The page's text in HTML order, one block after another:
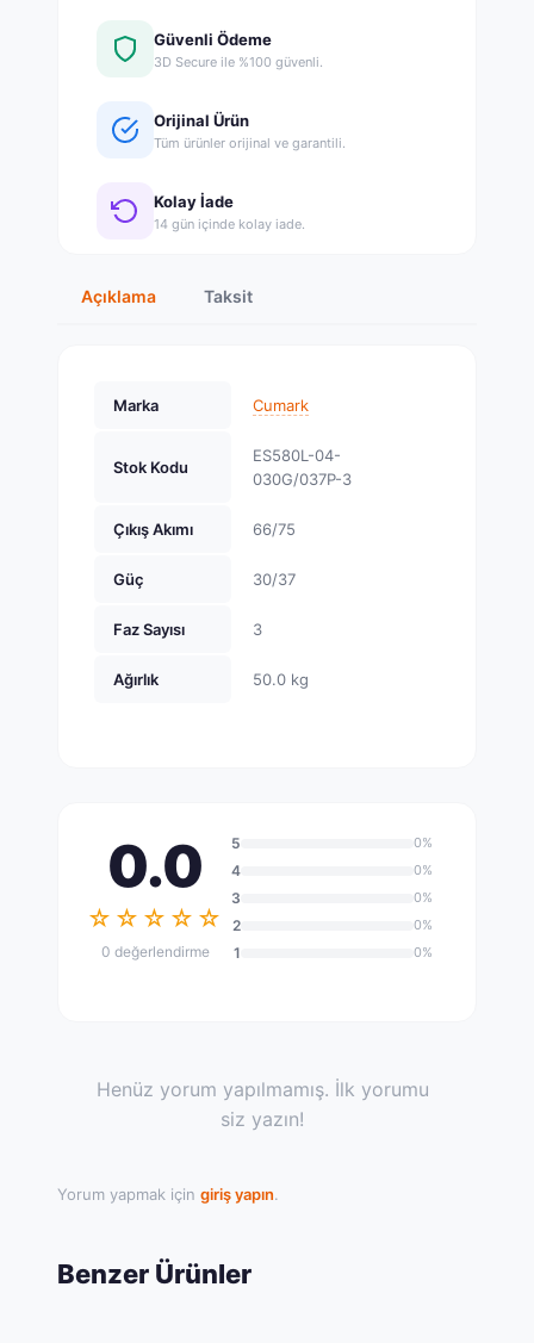
Güvenli Ödeme
3D Secure ile %100 güvenli.
Orijinal Ürün
Tüm ürünler orijinal ve garantili.
Kolay İade
14 gün içinde kolay iade.
Açıklama Taksit
Marka Cumark
Stok Kodu
ES580L-04-
030G/037P-3
Çıkış Akımı 66/75
Güç 30/37
Faz Sayısı 3
Ağırlık 50.0 kg
0.0
☆☆☆☆☆
0 değerlendirme
5 0%
4 0%
3 0%
2 0%
1 0%
Henüz yorum yapılmamış. İlk yorumu
siz yazın!
Yorum yapmak için giriş yapın.
Benzer Ürünler